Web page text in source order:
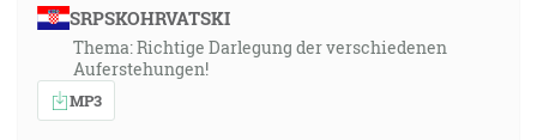
SRPSKOHRVATSKI
Thema: Richtige Darlegung der verschiedenen
Auferstehungen!
MP3